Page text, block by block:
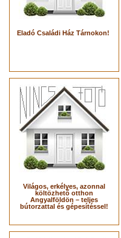
Eladó Családi Ház Tárnokon!
Világos, erkélyes, azonnal
költözhető otthon
Angyalföldön – teljes
bútorzattal és gépesítéssel!